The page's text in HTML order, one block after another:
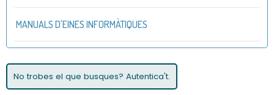
MANUALS D'EINES INFORMÀTIQUES
No trobes el que busques? Autentica't.